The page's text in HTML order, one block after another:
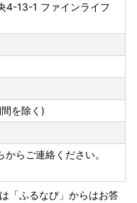
4-13-1 ファインライフ
を除く)
らご連絡ください。
「ふるなび」からはお答